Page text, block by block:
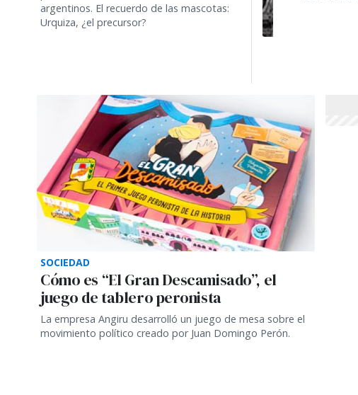
argentinos. El recuerdo de las mascotas:
Urquiza, ¿el precursor?
SOCIEDAD
Cómo es “El Gran Descamisado”, el
juego de tablero peronista
La empresa Angiru desarrolló un juego de mesa sobre el
movimiento político creado por Juan Domingo Perón.